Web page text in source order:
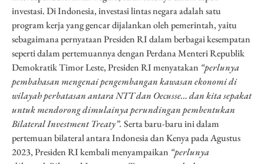
investasi. Di Indonesia, investasi lintas negara adalah satu
program kerja yang gencar dijalankan oleh pemerintah, yaitu
sebagaimana pernyataan Presiden RI dalam berbagai kesempatan
seperti dalam pertemuannya dengan Perdana Menteri Republik
Demokratik Timor Leste, Presiden RI menyatakan “perlunya
pembahasan mengenai pengembangan kawasan ekonomi di
wilayah perbatasan antara NTT dan Oecusse… dan kita sepakat
untuk mendorong dimulainya perundingan pembentukan
Bilateral Investment Treaty”. Serta baru-baru ini dalam
pertemuan bilateral antara Indonesia dan Kenya pada Agustus
2023, Presiden RI kembali menyampaikan “perlunya